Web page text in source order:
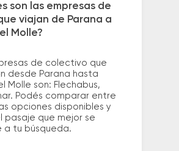
son las empresas de
viajan de Parana a
Molle?
de colectivo que
desde Parana hasta
Molle son: Flechabus,
Podés comparar entre
opciones disponibles y
pasaje que mejor se
a tu búsqueda.